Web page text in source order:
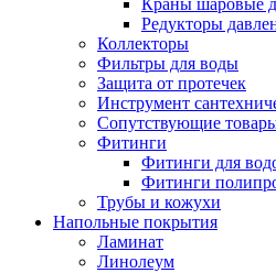
Краны шаровые
Редукторы
Коллекторы
Фильтры для воды
Защита от протечек
Инструмент
Сопутствующие
Фитинги
Фитинги для
Фитинги
Трубы и кожухи
Напольные покрытия
Ламинат
Линолеум